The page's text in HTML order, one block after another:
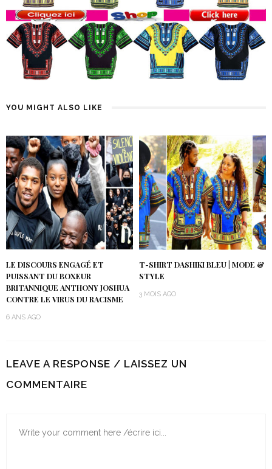
YOU MIGHT ALSO LIKE
LE DISCOURS ENGAGÉ ET
PUISSANT DU BOXEUR
BRITANNIQUE ANTHONY JOSHUA
CONTRE LE VIRUS DU RACISME
6 ANS AGO
T-SHIRT DASHIKI BLEU | MODE &
STYLE
3 MOIS AGO
LEAVE A RESPONSE / LAISSEZ UN
COMMENTAIRE